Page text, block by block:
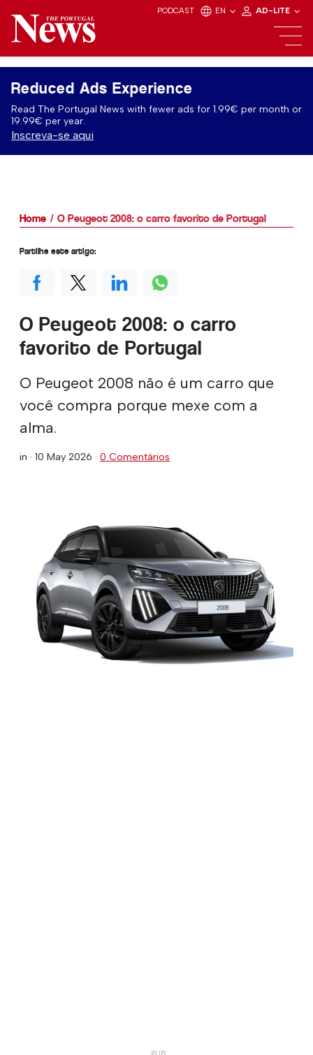
PODCAST EN AD-LITE
Reduced Ads Experience
Read The Portugal News with fewer ads for 1.99€ per month or
19.99€ per year.
Inscreva-se aqui
Home O Peugeot 2008: o carro favorito de Portugal
O Peugeot 2008: o carro
favorito de Portugal
O Peugeot 2008 não é um carro que
você compra porque mexe com a
alma.
in · 10 May 2026 · 0 Comentários
Partilhe este artigo: